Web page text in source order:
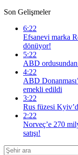
Son Gelişmeler
6:22
Efsanevi marka
dönüyor!
5:22
ABD
4:22
ABD
emekli edildi
3:22
Rus füzesi
2:22
Norveç’e 270
satışı!